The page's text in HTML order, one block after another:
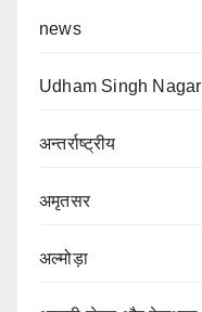
news
Udham Singh Nagar
अन्तर्राष्ट्रीय
अमृतसर
अल्मोड़ा